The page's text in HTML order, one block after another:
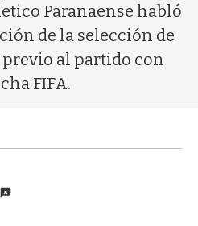
a
Paranaense habló
de la selección de
al partido con
FIFA.